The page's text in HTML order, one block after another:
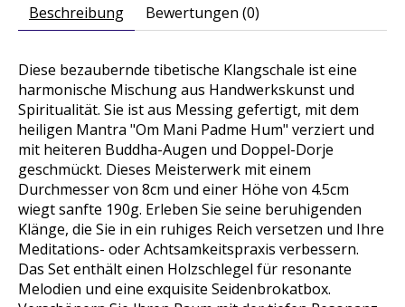
Beschreibung Bewertungen (0)
Diese bezaubernde tibetische Klangschale ist eine
harmonische Mischung aus Handwerkskunst und
Spiritualität. Sie ist aus Messing gefertigt, mit dem
heiligen Mantra "Om Mani Padme Hum" verziert und
mit heiteren Buddha-Augen und Doppel-Dorje
geschmückt. Dieses Meisterwerk mit einem
Durchmesser von 8cm und einer Höhe von 4.5cm
wiegt sanfte 190g. Erleben Sie seine beruhigenden
Klänge, die Sie in ein ruhiges Reich versetzen und Ihre
Meditations- oder Achtsamkeitspraxis verbessern.
Das Set enthält einen Holzschlegel für resonante
Melodien und eine exquisite Seidenbrokatbox.